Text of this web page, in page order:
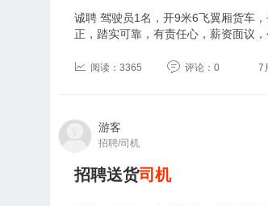
诚聘 驾驶员1名，开9米6飞翼厢货车
正，踏实可靠，有责任心，薪资面议
阅读：3365 评论：0 7
游客
招聘/司机
招聘送货司机